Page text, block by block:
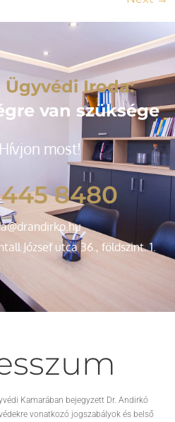
Ügyvédi Iroda:
van szüksége
Hívjon most!
8480
József utca 36., földszint. 1.
Kamarában bejegyzett Dr. Andirkó
vonatkozó jogszabályok és belső